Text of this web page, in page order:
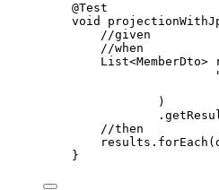
@Test
void
//given
//when
List<MemberDto>
)
.
//then
results . forEach (
}